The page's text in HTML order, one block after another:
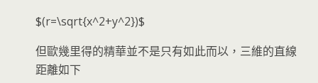
$(r=\sqrt{x^2+y^2})$
但歐幾里得的精華並不是只有如此而以，三維的直線
距離如下